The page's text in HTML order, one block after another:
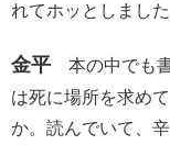
れてホッとしました
金平 本の中でも
は死に場所を求め
か。読んでいて、辛